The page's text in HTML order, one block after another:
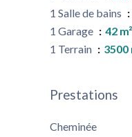
1 Salle de bains
1 Garage
42 m²
1 Terrain
3500
Prestations
Cheminée